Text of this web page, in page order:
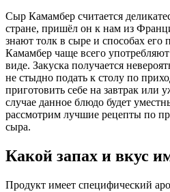
Сыр Камамбер считается
стране, пришёл он к нам из
знают толк в сыре и способах его
Камамбер чаще всего
виде. Закуска получается
не стыдно подать к столу по
приготовить себе на завтрак
случае данное блюдо будет
рассмотрим лучшие рецепты по
сыра.
Какой запах и вкус
Продукт имеет специфический